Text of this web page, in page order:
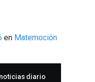
en Matemoción
diario